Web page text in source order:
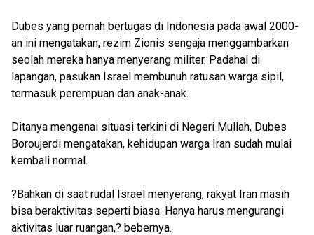
Dubes yang pernah bertugas di Indonesia pada awal 2000-
an ini mengatakan, rezim Zionis sengaja menggambarkan
seolah mereka hanya menyerang militer. Padahal di
lapangan, pasukan Israel membunuh ratusan warga sipil,
termasuk perempuan dan anak-anak.
Ditanya mengenai situasi terkini di Negeri Mullah, Dubes
Boroujerdi mengatakan, kehidupan warga Iran sudah mulai
kembali normal.
?Bahkan di saat rudal Israel menyerang, rakyat Iran masih
bisa beraktivitas seperti biasa. Hanya harus mengurangi
aktivitas luar ruangan,? bebernya.